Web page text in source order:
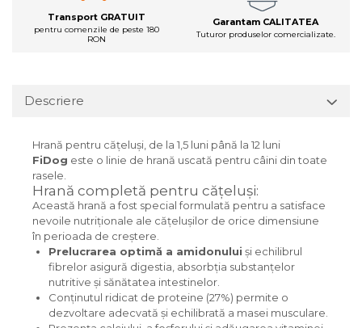
Transport GRATUIT
pentru comenzile de peste 180
RON
Garantam CALITATEA
Tuturor produselor comercializate.
Descriere
Hrană pentru cățeluși, de la 1,5 luni până la 12 luni
FiDog este o linie de hrană uscată pentru câini din toate
rasele.
Hrană completă pentru cățeluși:
Această hrană a fost special formulată pentru a satisface
nevoile nutriționale ale cățelușilor de orice dimensiune
în perioada de creștere.
Prelucrarea optimă a amidonului și echilibrul
fibrelor asigură digestia, absorbția substanțelor
nutritive și sănătatea intestinelor.
Conținutul ridicat de proteine (27%) permite o
dezvoltare adecvată și echilibrată a masei musculare.